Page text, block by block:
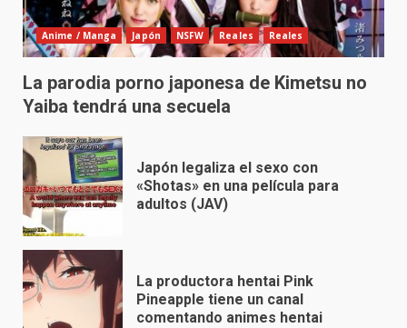
Anime / Manga Japón NSFW Reales Reales
La parodia porno japonesa de Kimetsu no
Yaiba tendrá una secuela
Japón legaliza el sexo con
«Shotas» en una película para
adultos (JAV)
La productora hentai Pink
Pineapple tiene un canal
comentando animes hentai